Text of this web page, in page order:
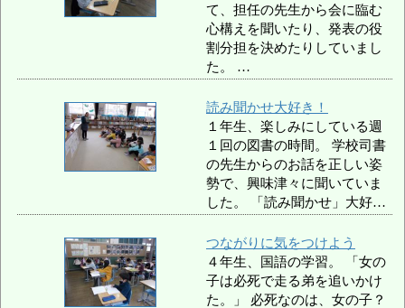
て、担任の先生から会に臨む
心構えを聞いたり、発表の役
割分担を決めたりしていまし
た。 …
読み聞かせ大好き！
１年生、楽しみにしている週
１回の図書の時間。 学校司書
の先生からのお話を正しい姿
勢で、興味津々に聞いていま
した。 「読み聞かせ」大好…
つながりに気をつけよう
４年生、国語の学習。 「女の
子は必死で走る弟を追いかけ
た。」 必死なのは、女の子？